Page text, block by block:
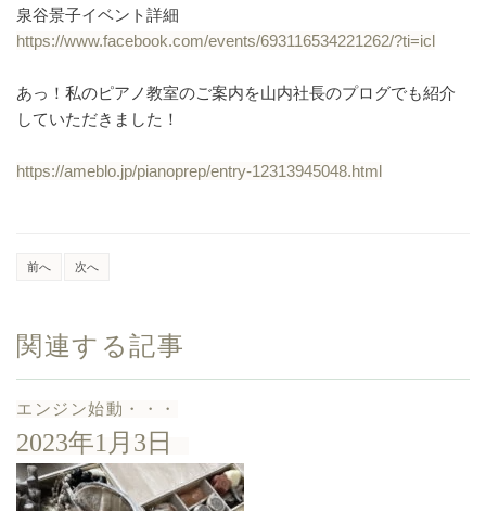
泉谷景子イベント詳細
https://www.facebook.com/events/693116534221262/?ti=icl
あっ！私のピアノ教室のご案内を山内社長のプログでも紹介
していただきました！
https://ameblo.jp/pianoprep/entry-12313945048.html
前へ 次へ
関連する記事
エンジン始動・・・
2023年1月3日